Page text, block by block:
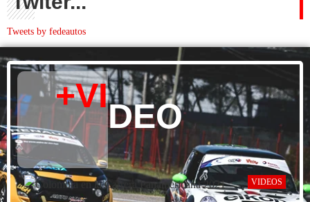
Tweets by fedeautos
+VI
DEO
VIDEOS